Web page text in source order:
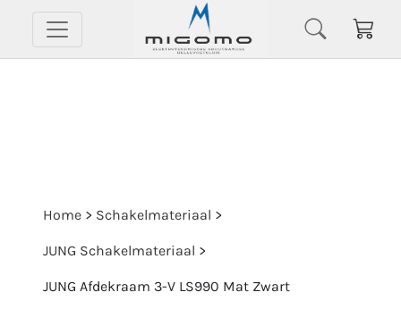
Home > Schakelmateriaal >
JUNG Schakelmateriaal >
JUNG Afdekraam 3-V LS990 Mat Zwart